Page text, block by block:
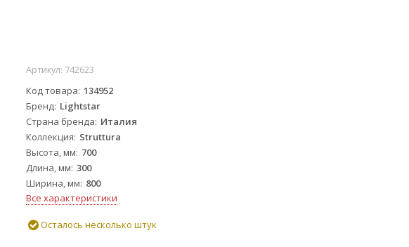
Артикул: 742623
Код товара 134952
Бренд Lightstar
Страна бренда Италия
Коллекция Struttura
Высота, мм 700
Длина, мм 300
Ширина, мм 800
Все характеристики
Осталось несколько штук